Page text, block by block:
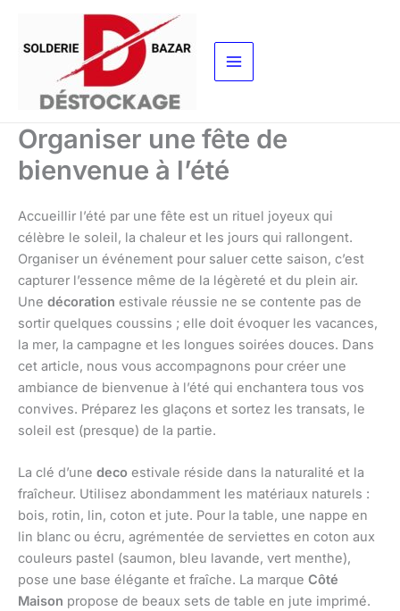
contenu
Organiser une fête de
bienvenue à l’été
Accueillir l’été par une fête est un rituel joyeux qui
célèbre le soleil, la chaleur et les jours qui rallongent.
Organiser un événement pour saluer cette saison, c’est
capturer l’essence même de la légèreté et du plein air.
Une décoration estivale réussie ne se contente pas de
sortir quelques coussins ; elle doit évoquer les vacances,
la mer, la campagne et les longues soirées douces. Dans
cet article, nous vous accompagnons pour créer une
ambiance de bienvenue à l’été qui enchantera tous vos
convives. Préparez les glaçons et sortez les transats, le
soleil est (presque) de la partie.
La clé d’une deco estivale réside dans la naturalité et la
fraîcheur. Utilisez abondamment les matériaux naturels :
bois, rotin, lin, coton et jute. Pour la table, une nappe en
lin blanc ou écru, agrémentée de serviettes en coton aux
couleurs pastel (saumon, bleu lavande, vert menthe),
pose une base élégante et fraîche. La marque Côté
Maison propose de beaux sets de table en jute imprimé.